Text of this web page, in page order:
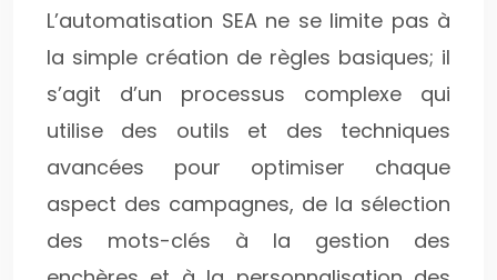
L’automatisation SEA ne se limite pas à
la simple création de règles basiques; il
s’agit d’un processus complexe qui
utilise des outils et des techniques
avancées pour optimiser chaque
aspect des campagnes, de la sélection
des mots-clés à la gestion des